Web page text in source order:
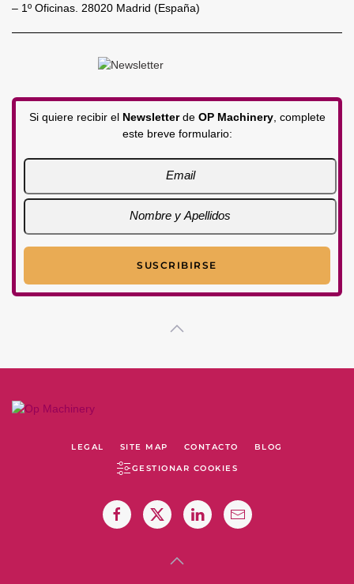
– 1º Oficinas. 28020 Madrid (España)
Si quiere recibir el Newsletterde OP Machinery, complete
este breve formulario:
LEGAL SITE MAP CONTACTO BLOG
GESTIONAR COOKIES